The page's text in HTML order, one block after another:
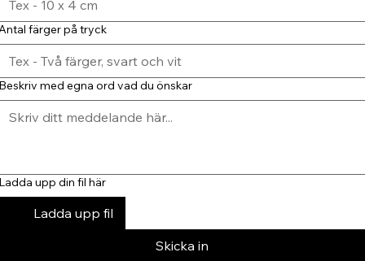
färger på tryck
med egna ord vad du önskar
upp din fil här
Ladda upp fil
Skicka in